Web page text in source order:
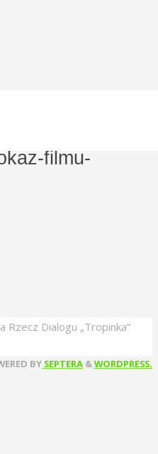
filmu-
Dialogu „Tropinka”
BY SEPTERA &WORDPRESS.